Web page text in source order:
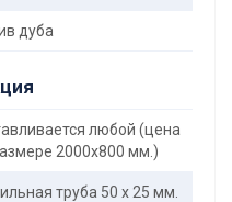
дуба
любой (цена
2000x800 мм.)
труба 50 х 25 мм.